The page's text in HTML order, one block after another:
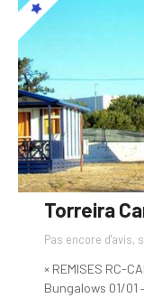
Torreira
Pas encore d'avis,
× REMISES RC-
Bungalows 01/01